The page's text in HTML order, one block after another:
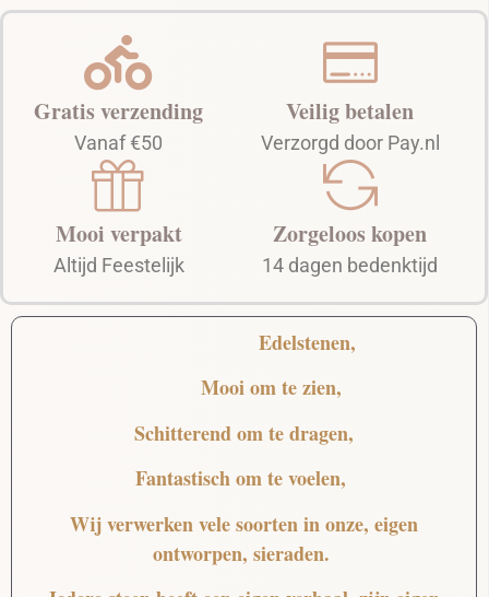
Gratis verzending
Vanaf €50
Mooi verpakt
Altijd Feestelijk
Veilig betalen
Verzorgd door Pay.nl
Zorgeloos kopen
14 dagen bedenktijd
Edelstenen,
Mooiom te zien,
Schitterendom te dragen,
Fantastischom te voelen,
Wij verwerken vele soorten in onze, eigen
ontworpen, sieraden.